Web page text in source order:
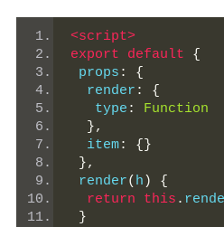
<script>
export
default
{
props :
{
  render
:
{
   type
:
Function
},
  item
:
{}
},
render( h )
{
return
this .
}